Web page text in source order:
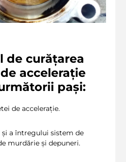
de curățarea
accelerație
pași:
de accelerație.
și a întregului sistem de
murdărie și depuneri.